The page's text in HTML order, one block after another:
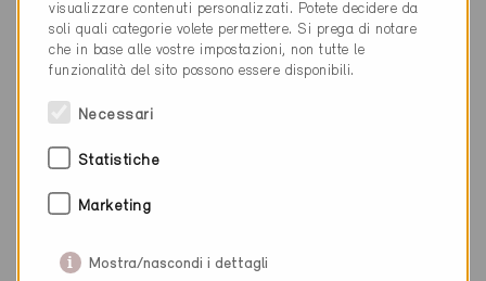
027 606 31 00
energie@admin.vs.ch
www.vs.ch
0 Edifici Minergie (0 Certificati)
visualizzare contenuti personalizzati. Potete decidere da
soli quali categorie volete permettere. Si prega di notare
che in base alle vostre impostazioni, non tutte le
funzionalità del sito possono essere disponibili.
Necessari
Statistiche
Marketing
Mostra/nascondi i dettagli